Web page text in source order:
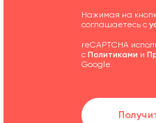
Нажимая на
соглашаетесь с
reCAPTCHA
с Политиками и
Google.